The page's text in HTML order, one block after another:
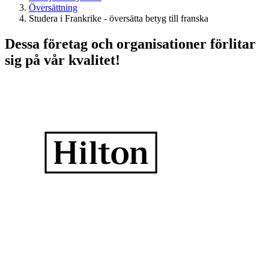
Översättning
Studera i Frankrike - översätta betyg till franska
Dessa företag och organisationer förlitar
sig på vår kvalitet!